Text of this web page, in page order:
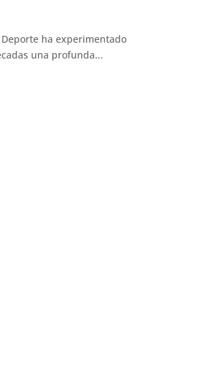
Deporte ha experimentado
una profunda...